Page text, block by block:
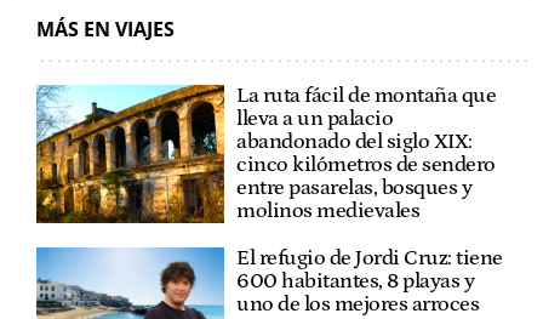
MÁS EN VIAJES
La ruta fácil de montaña que
lleva a un palacio
abandonado del siglo XIX:
cinco kilómetros de sendero
entre pasarelas, bosques y
molinos medievales
El refugio de Jordi Cruz: tiene
600 habitantes, 8 playas y
uno de los mejores arroces